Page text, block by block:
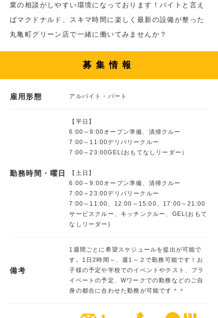
業の相談がしやすい環境になっております！バイトと言え
ばマクドナルド、スキマ時間に楽しく最新の設備が整った
丸亀町グリーン店で一緒に働いてみませんか？
募集情報
雇用形態 アルバイト・パート
勤務時間・曜日
【平日】
6:00～9:00オープン準備、清掃クルー
7:00～11:00デリバリークルー
7:00～23:00GEL(おもてなしリーダー）
【土日】
6:00～9:00オープン準備、清掃クルー
7:00～23:00デリバリークルー
7:00～11:00、12:00～15:00、17:00～21:00
サービスクルー、キッチンクルー、GEL(おもて
なしリーダー)
備考
1週間ごとに希望スケジュールを提出が可能で
す。1日2時間～、週1～２で勤務可能です！お
子様の予定や学校でのイベントやテスト、プラ
イベートの予定、Wワークでの勤務などのご自
身の都合に合わせた勤務が可能です＾＾